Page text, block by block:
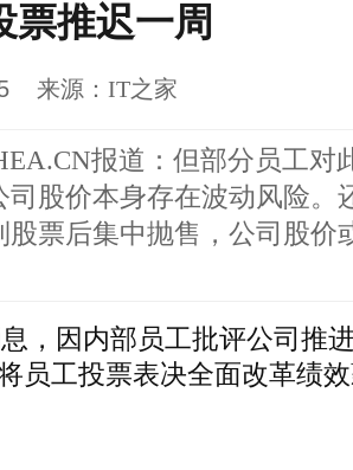
票推迟一周
来源： IT之家
报道： 但部分员工对
司股价本身存在波动风险。
股票后集中抛售，公司股价
，因内部员工批评公司推
员工投票表决全面改革绩